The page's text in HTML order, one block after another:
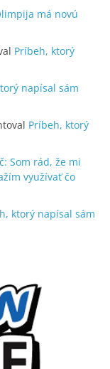
má novú
Príbeh, ktorý
napísal sám
Príbeh, ktorý
Som rád, že mi
využívať čo
ktorý napísal sám